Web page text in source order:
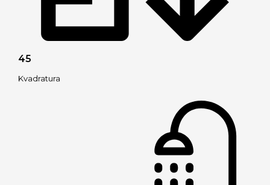
45
Kvadratura